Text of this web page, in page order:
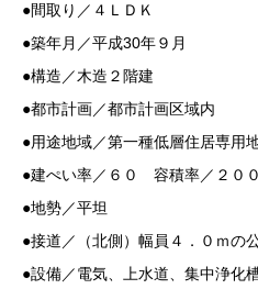
●間取り／４ＬＤＫ
●築年月／平成30年９月
●構造／木造２階建
●都市計画／都市計画区域内
●用途地域／第一種低層住居専用
●建ぺい率／６０ 容積率／２００
●地勢／平坦
●接道／（北側）幅員４．０ｍの
●設備／電気、上水道、集中浄化